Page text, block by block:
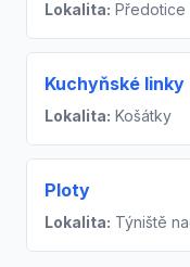
Lokalita: Předotice
Kuchyňské linky
Lokalita: Košátky
Ploty
Lokalita: Týniště